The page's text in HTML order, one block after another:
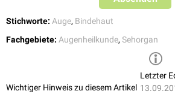
Stichworte: Auge, Bindehaut
Fachgebiete: Augenheilkunde, Sehorgan
Wichtiger Hinweis zu diesem Artikel
Letzter